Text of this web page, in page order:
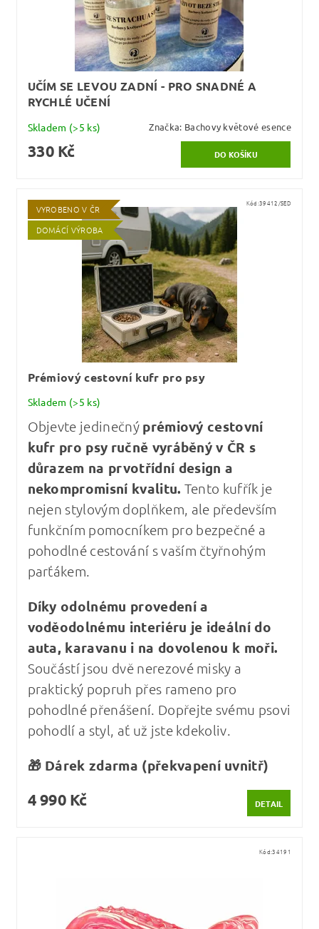
UČÍM SE LEVOU ZADNÍ - PRO SNADNÉ A
RYCHLÉ UČENÍ
Skladem (>5 ks) Značka: Bachovy květové esence
330 Kč
VYROBENO V ČR
DOMÁCÍ VÝROBA
Kód:39412/SED
Prémiový cestovní kufr pro psy
Skladem (>5 ks)
Objevte jedinečný prémiový cestovní
kufr pro psy ručně vyráběný v ČR s
důrazem na prvotřídní design a
nekompromisní kvalitu. Tento kufřík je
nejen stylovým doplňkem, ale především
funkčním pomocníkem pro bezpečné a
pohodlné cestování s vaším čtyřnohým
parťákem.
Díky odolnému provedení a
voděodolnému interiéru je ideální do
auta, karavanu i na dovolenou k moři.
Součástí jsou dvě nerezové misky a
praktický popruh přes rameno pro
pohodlné přenášení. Dopřejte svému psovi
pohodlí a styl, ať už jste kdekoliv.
🎁 Dárek zdarma (překvapení uvnitř)
4 990 Kč DETAIL
Kód:34191